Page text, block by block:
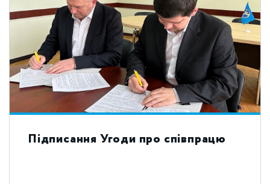
Підписання Угоди про співпрацю